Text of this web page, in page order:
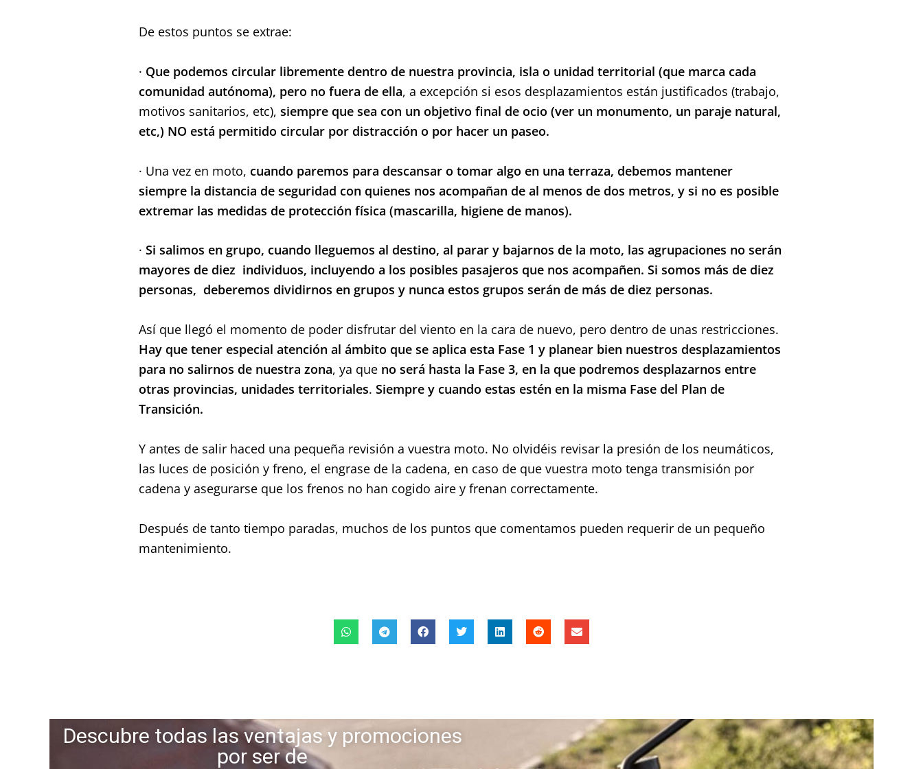
De estos puntos se extrae:
· Que podemos circular libremente dentro de nuestra provincia, isla o unidad territorial (que marca cada
comunidad autónoma), pero no fuera de ella, a excepción si esos desplazamientos están justificados (trabajo,
motivos sanitarios, etc),siempre que sea con un objetivo final de ocio (ver un monumento, un paraje natural,
etc,) NO está permitido circular por distracción o por hacer un paseo.
· Una vez en moto, cuando paremos para descansar o tomar algo en una terraza, debemos mantener
siempre la distancia de seguridad con quienes nos acompañan de al menos de dos metros, y si no es posible
extremar las medidas de protección física (mascarilla, higiene de manos).
· Si salimos en grupo, cuando lleguemos al destino, al parar y bajarnos de la moto, las agrupaciones no serán
mayores de diez individuos, incluyendo a los posibles pasajeros que nos acompañen. Si somos más de diez
personas, deberemos dividirnos en grupos y nunca estos grupos serán de más de diez personas.
Así que llegó el momento de poder disfrutar del viento en la cara de nuevo, pero dentro de unas restricciones.
Hay que tener especial atención al ámbito que se aplica esta Fase 1 y planear bien nuestros desplazamientos
para no salirnos de nuestra zona, ya que no será hasta la Fase 3, en la que podremos desplazarnos entre
otras provincias, unidades territoriales.Siempre y cuando estas estén en la misma Fase del Plan de
Transición.
Y antes de salir haced una pequeña revisión a vuestra moto. No olvidéis revisar la presión de los neumáticos,
las luces de posición y freno, el engrase de la cadena, en caso de que vuestra moto tenga transmisión por
cadena y asegurarse que los frenos no han cogido aire y frenan correctamente.
Después de tanto tiempo paradas, muchos de los puntos que comentamos pueden requerir de un pequeño
mantenimiento.
Descubre todas las ventajas y promociones
por ser de